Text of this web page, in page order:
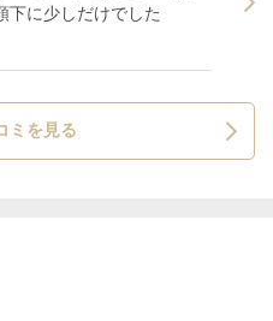
下に少しだけでした
ミを見る